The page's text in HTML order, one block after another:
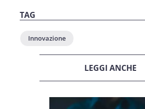
TAG
Innovazione
LEGGI ANCHE